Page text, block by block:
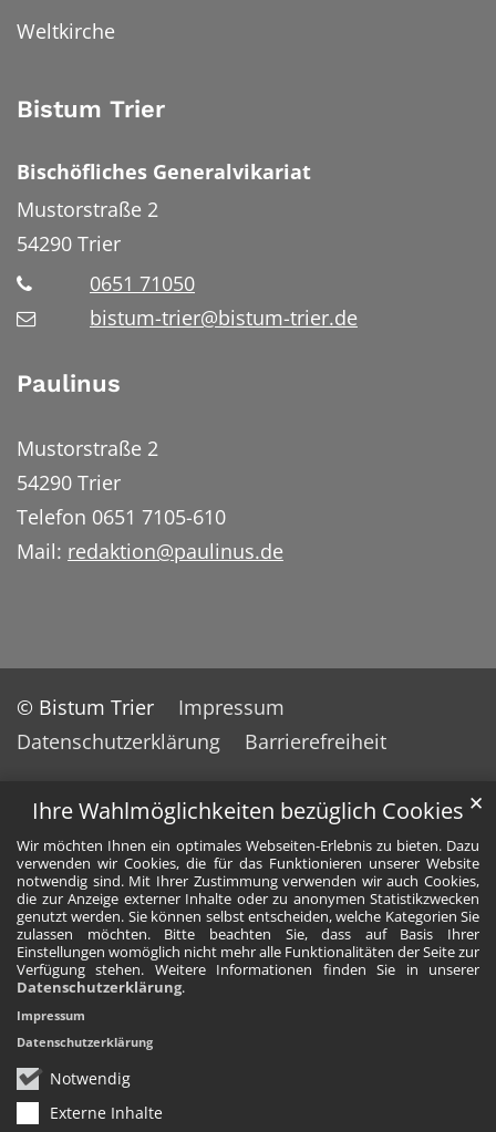
Ihre Wahlmöglichkeiten bezüglich Cookies
Wir möchten Ihnen ein optimales Webseiten-Erlebnis zu bieten. Dazu
verwenden wir Cookies, die für das Funktionieren unserer Website
notwendig sind. Mit Ihrer Zustimmung verwenden wir auch Cookies,
die zur Anzeige externer Inhalte oder zu anonymen Statistikzwecken
genutzt werden. Sie können selbst entscheiden, welche Kategorien Sie
zulassen möchten. Bitte beachten Sie, dass auf Basis Ihrer
Einstellungen womöglich nicht mehr alle Funktionalitäten der Seite zur
Verfügung stehen. Weitere Informationen finden Sie in unserer
Datenschutzerklärung.
Notwendig
Externe Inhalte
✕
Impressum
Datenschutzerklärung
Weltkirche
Bistum Trier
Bischöfliches Generalvikariat
Mustorstraße 2
54290 Trier
0651 71050
bistum-trier@bistum-trier.de
Paulinus
Mustorstraße 2
54290 Trier
Telefon 0651 7105-610
Mail: redaktion@paulinus.de
© Bistum Trier
Impressum
Datenschutzerklärung
Barrierefreiheit